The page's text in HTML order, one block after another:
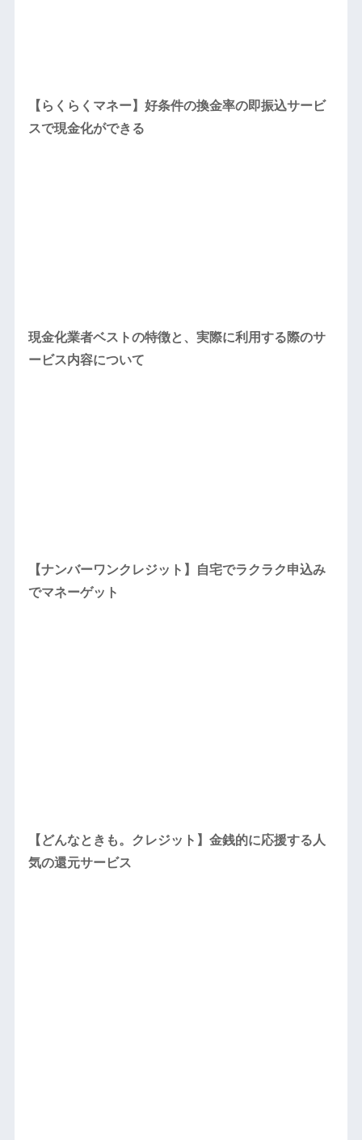
【らくらくマネー】好条件の換金率の即振込サービ
スで現金化ができる
現金化業者ベストの特徴と、実際に利用する際のサ
ービス内容について
【ナンバーワンクレジット】自宅でラクラク申込み
でマネーゲット
【どんなときも。クレジット】金銭的に応援する人
気の還元サービス